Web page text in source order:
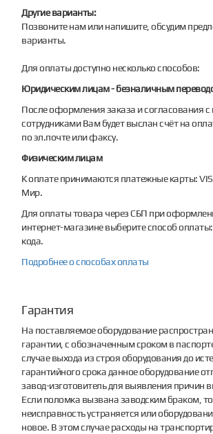
Другие варианты:
Позвоните нам или напишите, обсудим
варианты.
Для оплаты доступно несколько способов:
Юридическим лицам - безналичным
После оформления заказа и согласования
сотрудниками Вам будет выслан счёт на
по эл.почте или факсу.
Физическим лицам
К оплате принимаются платежные карты:
Мир.
Для оплаты товара через СБП при
интернет-магазине выберите способ
кода.
Подробнее о способах оплаты
Гарантия
На поставляемое оборудование
гарантии, с обозначенным сроком в
случае выхода из строя оборудования до
гарантийного срока данное оборудование
завод-изготовитель для выявления причин
Если поломка вызвана заводским браком,
неисправность устраняется или
новое. В этом случае расходы на